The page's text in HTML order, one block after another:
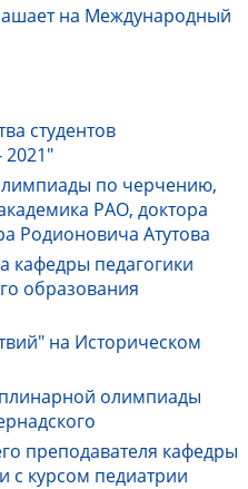
на Международный
студентов
2021"
по черчению,
РАО, доктора
Родионовича Атутова
кафедры педагогики
образования
на Историческом
олимпиады
преподавателя кафедры
с курсом педиатрии